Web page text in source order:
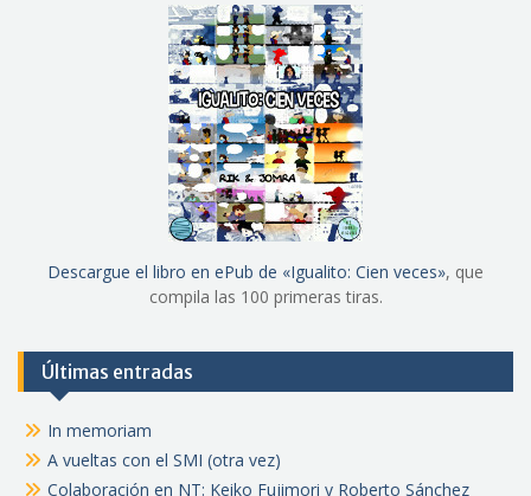
Descargue el libro en ePub de «Igualito: Cien veces», que
compila las 100 primeras tiras.
Últimas entradas
In memoriam
A vueltas con el SMI (otra vez)
Colaboración en NT: Keiko Fujimori y Roberto Sánchez